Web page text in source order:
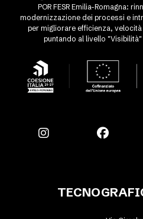
POR FESR Emilia-Romagna:
modernizzazione dei processi e
per migliorare efficienza,
puntando al livello "Visibilità"